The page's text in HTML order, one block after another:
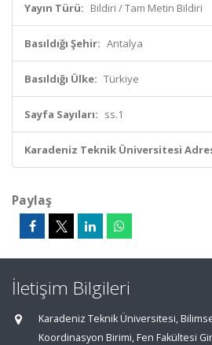
Yayın Türü: Bildiri / Tam Metin Bildiri
Basıldığı Şehir: Antalya
Basıldığı Ülke: Türkiye
Sayfa Sayıları: ss.1
Karadeniz Teknik Üniversitesi
Paylaş
İletişim Bilgileri
Karadeniz Teknik Üniversitesi,
Koordinasyon Birimi, Fen Fakültesi